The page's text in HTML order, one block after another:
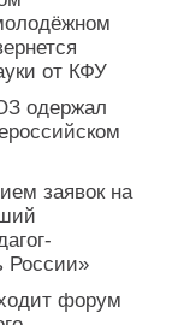
от КФУ
одержал
заявок на
России»
форум